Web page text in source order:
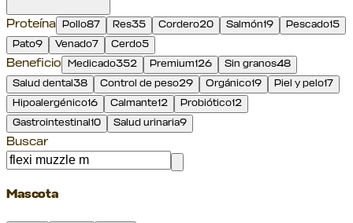
Proteína Pollo87 Res35 Cordero20 Salmón19 Pescado15
Pato9 Venado7 Cerdo5
Beneficio Medicado352 Premium126 Sin granos48
Salud dental38 Control de peso29 Orgánico19 Piel y pelo17
Hipoalergénico16 Calmante12 Probiótico12
Gastrointestinal10 Salud urinaria9
Buscar
Mascota